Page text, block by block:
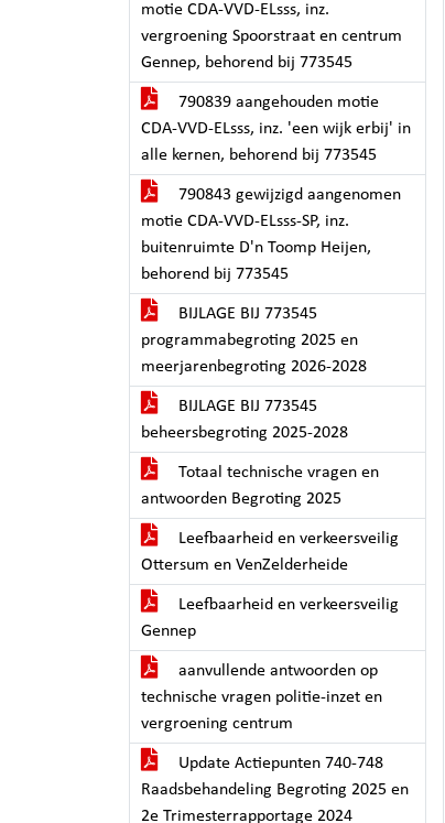
motie CDA-VVD-ELsss, inz.
vergroening Spoorstraat en centrum
Gennep, behorend bij 773545
790839 aangehouden motie
CDA-VVD-ELsss, inz. 'een wijk erbij' in
alle kernen, behorend bij 773545
790843 gewijzigd aangenomen
motie CDA-VVD-ELsss-SP, inz.
buitenruimte D'n Toomp Heijen,
behorend bij 773545
BIJLAGE BIJ 773545
programmabegroting 2025 en
meerjarenbegroting 2026-2028
BIJLAGE BIJ 773545
beheersbegroting 2025-2028
Totaal technische vragen en
antwoorden Begroting 2025
Leefbaarheid en verkeersveilig
Ottersum en VenZelderheide
Leefbaarheid en verkeersveilig
Gennep
aanvullende antwoorden op
technische vragen politie-inzet en
vergroening centrum
Update Actiepunten 740-748
Raadsbehandeling Begroting 2025 en
2e Trimesterrapportage 2024